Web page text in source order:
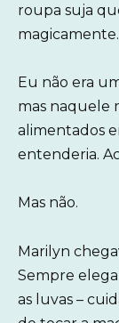
roupa suja
magicamente.
Eu não era
mas naquele
alimentados
entenderia.
Mas não.
Marilyn
Sempre
as luvas –